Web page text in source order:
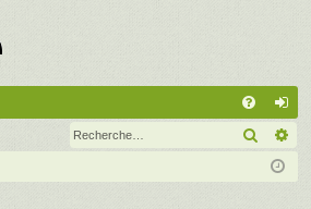
FA on
ne